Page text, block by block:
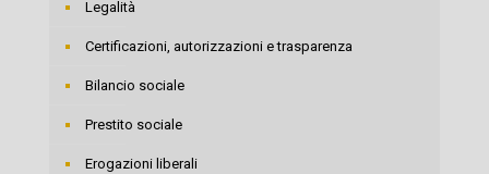
Legalità
Certificazioni, autorizzazioni e trasparenza
Bilancio sociale
Prestito sociale
Erogazioni liberali